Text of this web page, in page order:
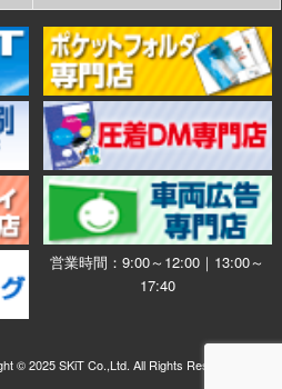
営業時間：9:00～12:00｜13:00～
17:40
©2025 SKiT Co.,Ltd. All Rights Reserved.